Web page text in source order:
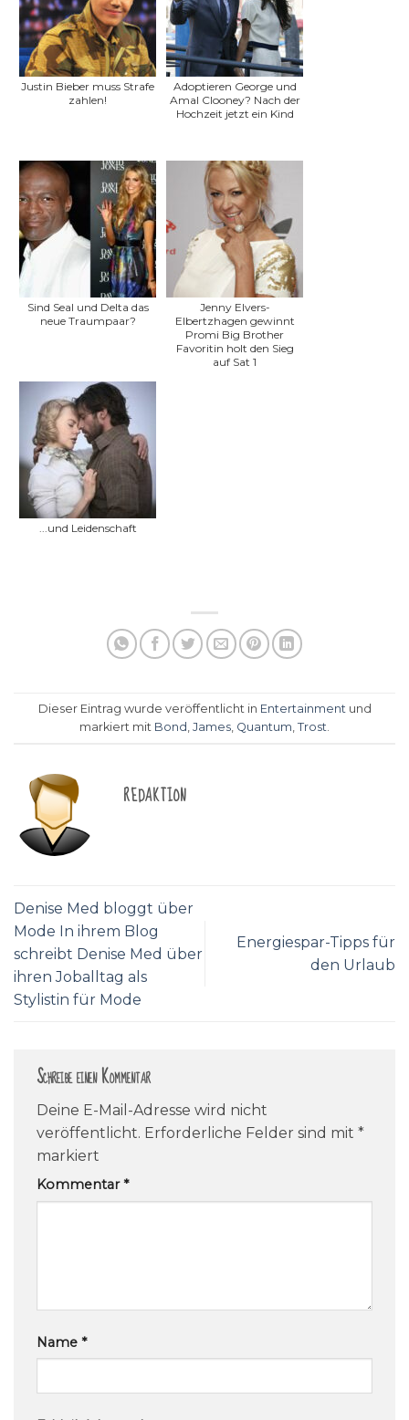
Justin Bieber muss Strafe
zahlen!
Adoptieren George und
Amal Clooney? Nach der
Hochzeit jetzt ein Kind
Sind Seal und Delta das
neue Traumpaar?
Jenny Elvers-
Elbertzhagen gewinnt
Promi Big Brother
Favoritin holt den Sieg
auf Sat 1
...und Leidenschaft
Dieser Eintrag wurde veröffentlicht in Entertainment und
markiert mit Bond James Quantum Trost
REDAKTION
Denise Med bloggt über
Mode In ihrem Blog
schreibt Denise Med über
ihren Joballtag als
Stylistin für Mode
Energiespar-Tipps für
den Urlaub
Schreibe einen Kommentar
Deine E-Mail-Adresse wird nicht
veröffentlicht. Erforderliche Felder sind mit *
markiert
Kommentar*
Name *